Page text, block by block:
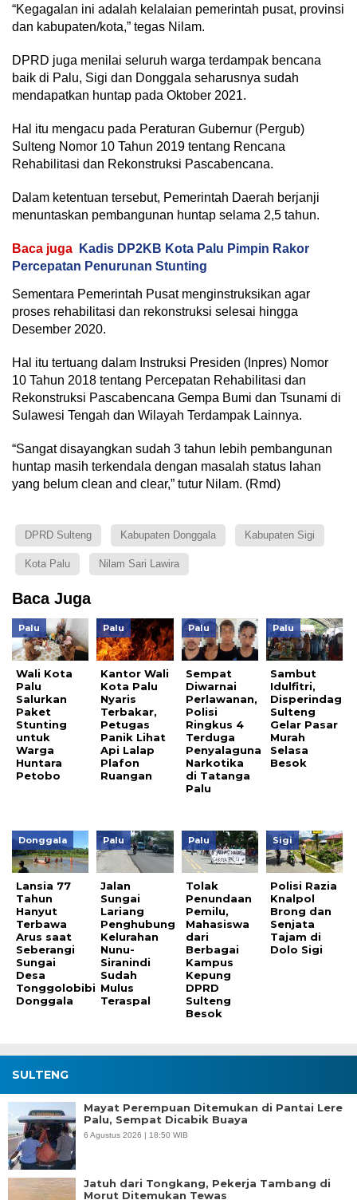
“Kegagalan ini adalah kelalaian pemerintah pusat, provinsi
dan kabupaten/kota,” tegas Nilam.
DPRD juga menilai seluruh warga terdampak bencana
baik di Palu, Sigi dan Donggala seharusnya sudah
mendapatkan huntap pada Oktober 2021.
Hal itu mengacu pada Peraturan Gubernur (Pergub)
Sulteng Nomor 10 Tahun 2019 tentang Rencana
Rehabilitasi dan Rekonstruksi Pascabencana.
Dalam ketentuan tersebut, Pemerintah Daerah berjanji
menuntaskan pembangunan huntap selama 2,5 tahun.
Baca juga
Kadis DP2KB Kota Palu Pimpin Rakor
Percepatan Penurunan Stunting
Sementara Pemerintah Pusat menginstruksikan agar
proses rehabilitasi dan rekonstruksi selesai hingga
Desember 2020.
Hal itu tertuang dalam Instruksi Presiden (Inpres) Nomor
10 Tahun 2018 tentang Percepatan Rehabilitasi dan
Rekonstruksi Pascabencana Gempa Bumi dan Tsunami di
Sulawesi Tengah dan Wilayah Terdampak Lainnya.
“Sangat disayangkan sudah 3 tahun lebih pembangunan
huntap masih terkendala dengan masalah status lahan
yang belum clean and clear,” tutur Nilam. (Rmd)
DPRD Sulteng Kabupaten Donggala Kabupaten Sigi
Kota Palu Nilam Sari Lawira
Baca Juga
Palu
Wali Kota
Palu
Salurkan
Paket
Stunting
untuk
Warga
Huntara
Petobo
Palu
Kantor Wali
Kota Palu
Nyaris
Terbakar,
Petugas
Panik Lihat
Api Lalap
Plafon
Ruangan
Palu
Sempat
Diwarnai
Perlawanan,
Polisi
Ringkus 4
Terduga
Penyalaguna
Narkotika
di Tatanga
Palu
Palu
Sambut
Idulfitri,
Disperindag
Sulteng
Gelar Pasar
Murah
Selasa
Besok
Donggala
Lansia 77
Tahun
Hanyut
Terbawa
Arus saat
Seberangi
Sungai
Desa
Tonggolobibi
Donggala
Palu
Jalan
Sungai
Lariang
Penghubung
Kelurahan
Nunu-
Siranindi
Sudah
Mulus
Teraspal
Palu
Tolak
Penundaan
Pemilu,
Mahasiswa
dari
Berbagai
Kampus
Kepung
DPRD
Sulteng
Besok
Sigi
Polisi Razia
Knalpol
Brong dan
Senjata
Tajam di
Dolo Sigi
SULTENG
Mayat Perempuan Ditemukan di Pantai Lere
Palu, Sempat Dicabik Buaya
6 Agustus 2026 | 18:50 WIB
Jatuh dari Tongkang, Pekerja Tambang di
Morut Ditemukan Tewas